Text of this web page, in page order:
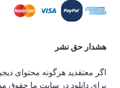
هشدار حق نشر
اگر معتقدید هرگونه محتوای
برای دانلود در سایت ما حقوق